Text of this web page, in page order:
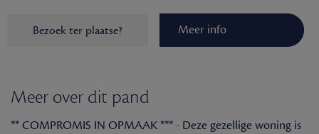
Bezoek ter plaatse? Meer info
Meer over dit pand
** COMPROMIS IN OPMAAK *** - Deze gezellige woning is